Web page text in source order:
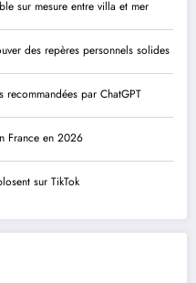
sur mesure entre villa et mer
des repères personnels solides
recommandées par ChatGPT
France en 2026
sur TikTok